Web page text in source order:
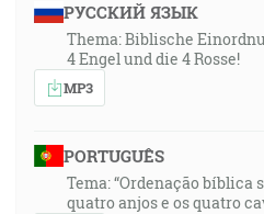
РУССКИЙ ЯЗЫК
Thema: Biblische
4 Engel und die 4 Rosse!
MP3
PORTUGUÊS
Tema: “Ordenação bíblica
quatro anjos e os quatro